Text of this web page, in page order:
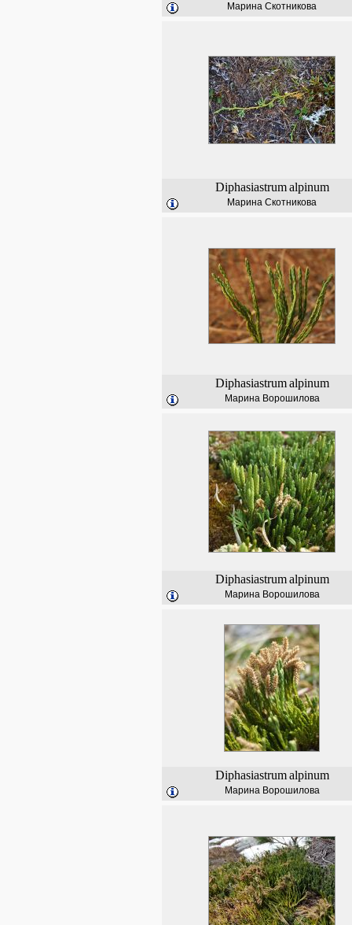
Марина Скотникова
Diphasiastrum alpinum
Марина Скотникова
Diphasiastrum alpinum
Марина Ворошилова
Diphasiastrum alpinum
Марина Ворошилова
Diphasiastrum alpinum
Марина Ворошилова